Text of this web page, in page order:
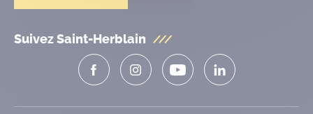
Suivez Saint-Herblain